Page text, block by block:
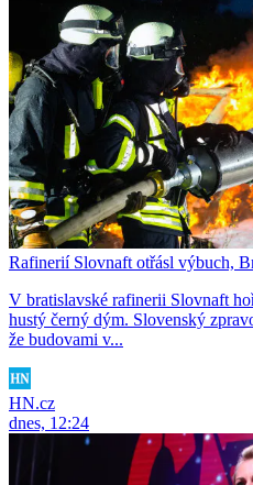
Rafinerií Slovnaft otřásl výbuch,
V bratislavské rafinerii Slovnaft
hustý černý dým. Slovenský
že budovami v...
HN.cz
dnes, 12:24